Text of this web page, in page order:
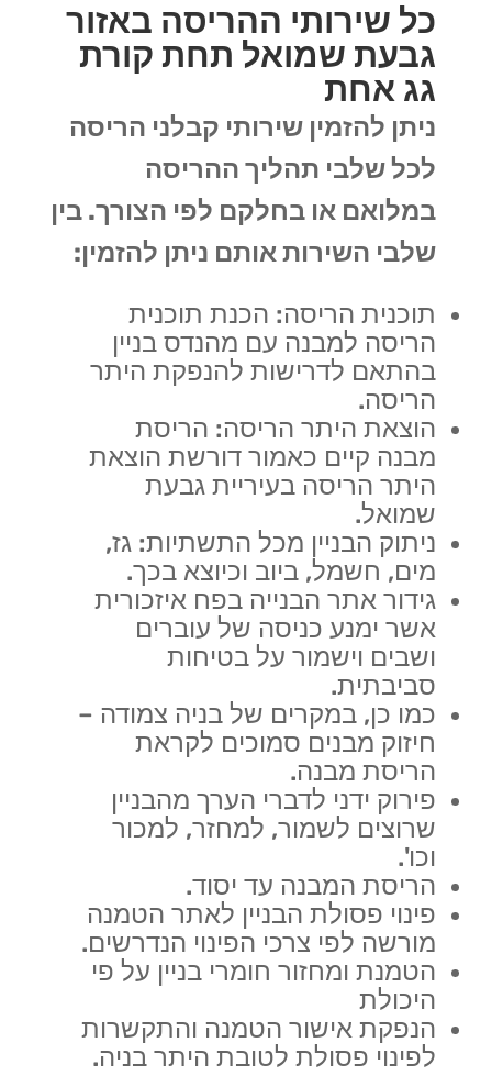
כל שירותי ההריסה באזור
גבעת שמואל תחת קורת
גג אחת
ניתן להזמין שירותי קבלני הריסה
לכל שלבי תהליך ההריסה
במלואם או בחלקם לפי הצורך. בין
שלבי השירות אותם ניתן להזמין:
תוכנית הריסה: הכנת תוכנית
הריסה למבנה עם מהנדס בניין
בהתאם לדרישות להנפקת היתר
הריסה.
הוצאת היתר הריסה: הריסת
מבנה קיים כאמור דורשת הוצאת
היתר הריסה בעיריית גבעת
שמואל.
ניתוק הבניין מכל התשתיות: גז,
מים, חשמל, ביוב וכיוצא בכך.
גידור אתר הבנייה בפח איזכורית
אשר ימנע כניסה של עוברים
ושבים וישמור על בטיחות
סביבתית.
כמו כן, במקרים של בניה צמודה –
חיזוק מבנים סמוכים לקראת
הריסת מבנה.
פירוק ידני לדברי הערך מהבניין
שרוצים לשמור, למחזר, למכור
וכו'.
הריסת המבנה עד יסוד.
פינוי פסולת הבניין לאתר הטמנה
מורשה לפי צרכי הפינוי הנדרשים.
הטמנת ומחזור חומרי בניין על פי
היכולת
הנפקת אישור הטמנה והתקשרות
לפינוי פסולת לטובת היתר בניה.